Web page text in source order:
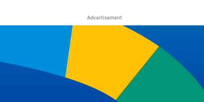
Advertisement